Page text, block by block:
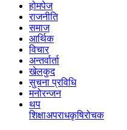
होमपेज
राजनीति
समाज
आर्थिक
विचार
अन्तर्वार्ता
खेलकुद
सुचना प्रविधि
मनोरन्जन
थप
शिक्षाअपराधकृषिरोचक